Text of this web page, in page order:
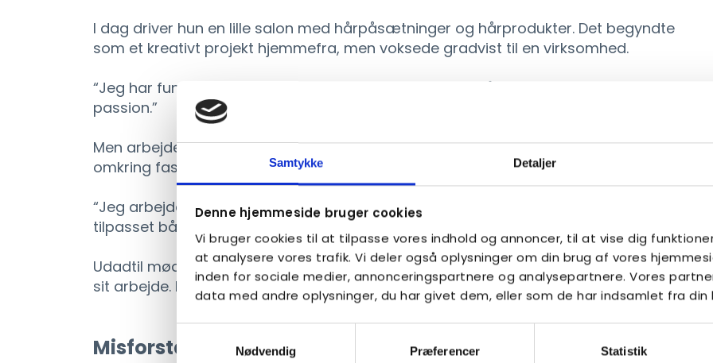
Samtykke Detaljer
Denne hjemmeside bruger cookies
Vi bruger cookies til at tilpasse vores indhold og annoncer, til at vise dig
at analysere vores trafik. Vi deler også oplysninger om din brug af vores
inden for sociale medier, annonceringspartnere og analysepartnere. Vores
data med andre oplysninger, du har givet dem, eller som de har indsamlet fra
Nødvendig
Præferencer Statistik
I dag driver hun en lille salon med hårpåsætninger og hårprodukter. Det begyndte
som et kreativt projekt hjemmefra, men voksede gradvist til en virksomhed.
“Jeg har fundet noget, hvor jeg ikke føler, at jeg tager på arbejde. Det er min
passion.”
Men arbejdet hænger kun sammen, fordi hele hendes hverdag er bygget op
omkring faste rammer og få arbejdstimer.
“Jeg arbejder ikke fuldtid. Min hverdag er nødt til at være meget struktureret og
tilpasset både mine diagnoser og vores families situation.”
Udadtil møder kunderne en glad kvinde med farverige hårpåsætninger og styr på
sit arbejde. Men det er ikke hele virkeligheden.
Misforstået efter historie i pressen